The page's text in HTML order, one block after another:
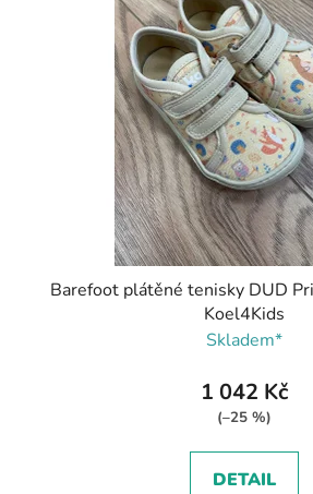
Barefoot plátěné tenisky DUD
Koel4Kids
Skladem*
1 042 Kč
(–25 %)
DETAIL